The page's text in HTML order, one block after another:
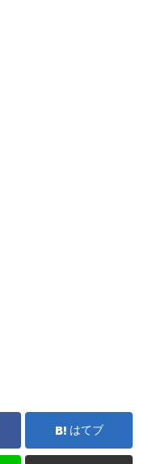
はてブ